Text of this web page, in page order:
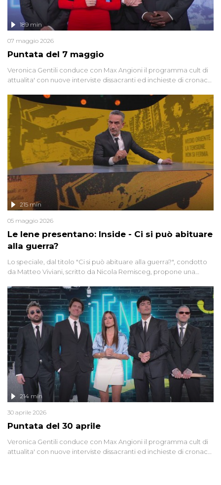
Puntata del 7 maggio
189 min
07 maggio 2026
Veronica Gentili conduce con Max Angioni il programma cult di
attualita' con nuove interviste dissacranti ed inchieste di cronaca
Le Iene presentano: Inside - Ci si può abituare
alla guerra?
215 min
05 maggio 2026
Lo speciale, dal titolo "Ci si può abituare alla guerra?", condotto
da Matteo Viviani, scritto da Nicola Remisceg, propone una
di settore - su quanto la guerra sia diventata una realtà pervasiva.
Anche se l'Italia non è direttamente coinvolta in conflitti armati, il
contesto globale rende impossibile considerarla un fenomeno
lontano.
Puntata del 30 aprile
214 min
30 aprile 2026
Veronica Gentili conduce con Max Angioni il programma cult di
attualita' con nuove interviste dissacranti ed inchieste di cronaca